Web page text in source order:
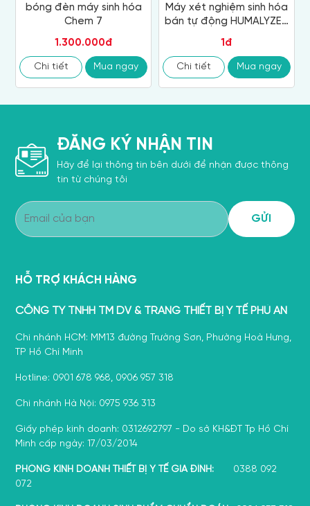
bóng đèn máy sinh hóa
Chem 7
1.300.000đ
Chi tiết Mua ngay
Máy xét nghiệm sinh hóa
bán tự động HUMALYZER
1đ
Chi tiết Mua ngay
ĐĂNG KÝ NHẬN TIN
Hãy để lại thông tin bên dưới để nhận được thông
tin từ chúng tôi
HỖ TRỢ KHÁCH HÀNG
CÔNG TY TNHH TM DV & TRANG THIẾT BỊ Y TẾ PHÚ AN
Chi nhánh HCM: MM13 đường Trường Sơn, Phường Hoà Hưng,
TP Hồ Chí Minh
Hotline: 0901 678 968, 0906 957 318
Chi nhánh Hà Nội: 0975 936 313
Giấy phép kinh doanh: 0312692797 - Do sở KH&ĐT Tp Hồ Chí
Minh cấp ngày: 17/03/2014
PHÒNG KINH DOANH THIẾT BỊ Y TẾ GIA ĐÌNH: 0388 092
072